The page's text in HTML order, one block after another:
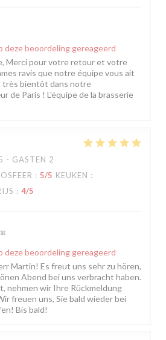
deze beoordeling gereageerd
Merci pour votre retour et votre
ravis que notre équipe vous ait
très bientôt dans notre
de Paris ! L'équipe de la brasserie
- GASTEN 2
: 5/5 KEUKEN :
: 4/5
deze beoordeling gereageerd
Martin! Es freut uns sehr zu hören,
Abend bei uns verbracht haben.
nehmen wir Ihre Rückmeldung
freuen uns, Sie bald wieder bei
Bis bald!